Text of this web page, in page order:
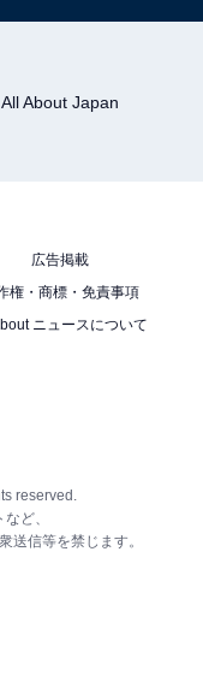
All About Japan
広告掲載
権・商標・免責事項
ニュースについて
reserved.
ど、
送信等を禁じます。